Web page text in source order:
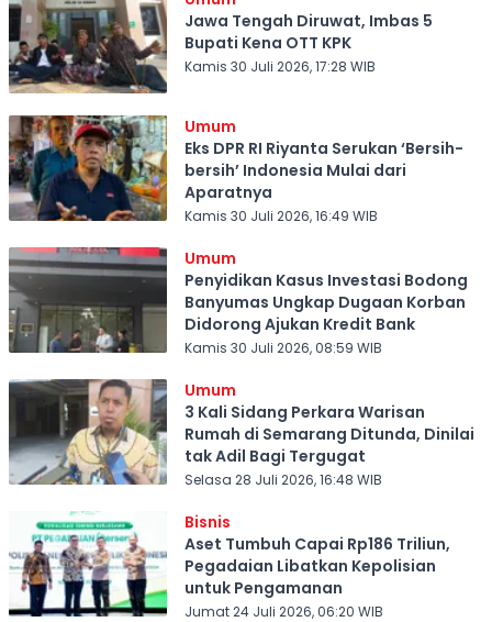
Jawa Tengah Diruwat, Imbas 5
Bupati Kena OTT KPK
Kamis 30 Juli 2026, 17:28 WIB
Umum
Eks DPR RI Riyanta Serukan ‘Bersih-
bersih’ Indonesia Mulai dari
Aparatnya
Kamis 30 Juli 2026, 16:49 WIB
Umum
Penyidikan Kasus Investasi Bodong
Banyumas Ungkap Dugaan Korban
Didorong Ajukan Kredit Bank
Kamis 30 Juli 2026, 08:59 WIB
Umum
3 Kali Sidang Perkara Warisan
Rumah di Semarang Ditunda, Dinilai
tak Adil Bagi Tergugat
Selasa 28 Juli 2026, 16:48 WIB
Bisnis
Aset Tumbuh Capai Rp186 Triliun,
Pegadaian Libatkan Kepolisian
untuk Pengamanan
Jumat 24 Juli 2026, 06:20 WIB